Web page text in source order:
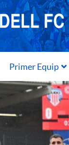
Primer Equip